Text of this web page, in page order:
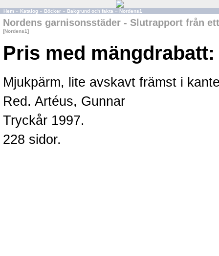
Hem » Katalog » Böcker » Bakgrund och fakta » Nordens1
Nordens garnisonsstäder - Slutrapport från
[Nordens1]
Pris med mängdrabatt:
Mjukpärm, lite avskavt främst i
Red. Artéus, Gunnar
Tryckår 1997.
228 sidor.